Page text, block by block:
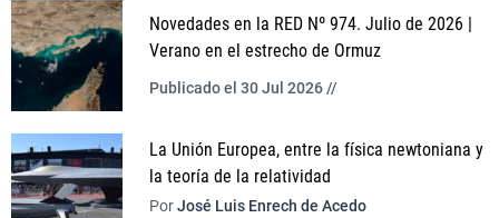
Novedades en la RED Nº 974. Julio de 2026 |
Verano en el estrecho de Ormuz
Publicado el 30 Jul 2026 //
La Unión Europea, entre la física newtoniana y
la teoría de la relatividad
PorJosé Luis Enrech de Acedo